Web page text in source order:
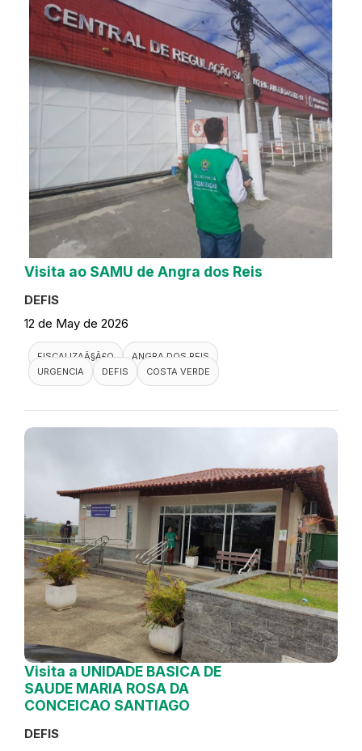
Visita ao SAMU de Angra dos Reis
DEFIS
12 de May de 2026
FISCALIZAÃ§Ã£O
ANGRA DOS REIS
URGENCIA
DEFIS COSTA VERDE
Visita a UNIDADE BASICA DE
SAUDE MARIA ROSA DA
CONCEICAO SANTIAGO
DEFIS